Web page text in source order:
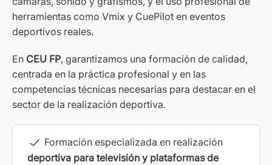
herramientas como Vmix y CuePilot en eventos
deportivos reales.
En CEU FP, garantizamos una formación de calidad,
centrada en la práctica profesional y en las
competencias técnicas necesarias para destacar en el
sector de la realización deportiva.
Formación especializada en realización
deportiva para televisión y plataformas de